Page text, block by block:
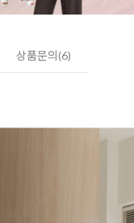
상품문의(6)